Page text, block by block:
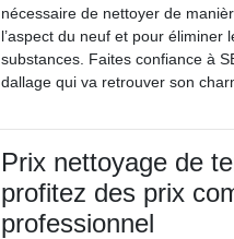
nécessaire de nettoyer de
l’aspect du neuf et pour
substances. Faites confiance à
dallage qui va retrouver son
Prix nettoyage de
profitez des prix
professionnel